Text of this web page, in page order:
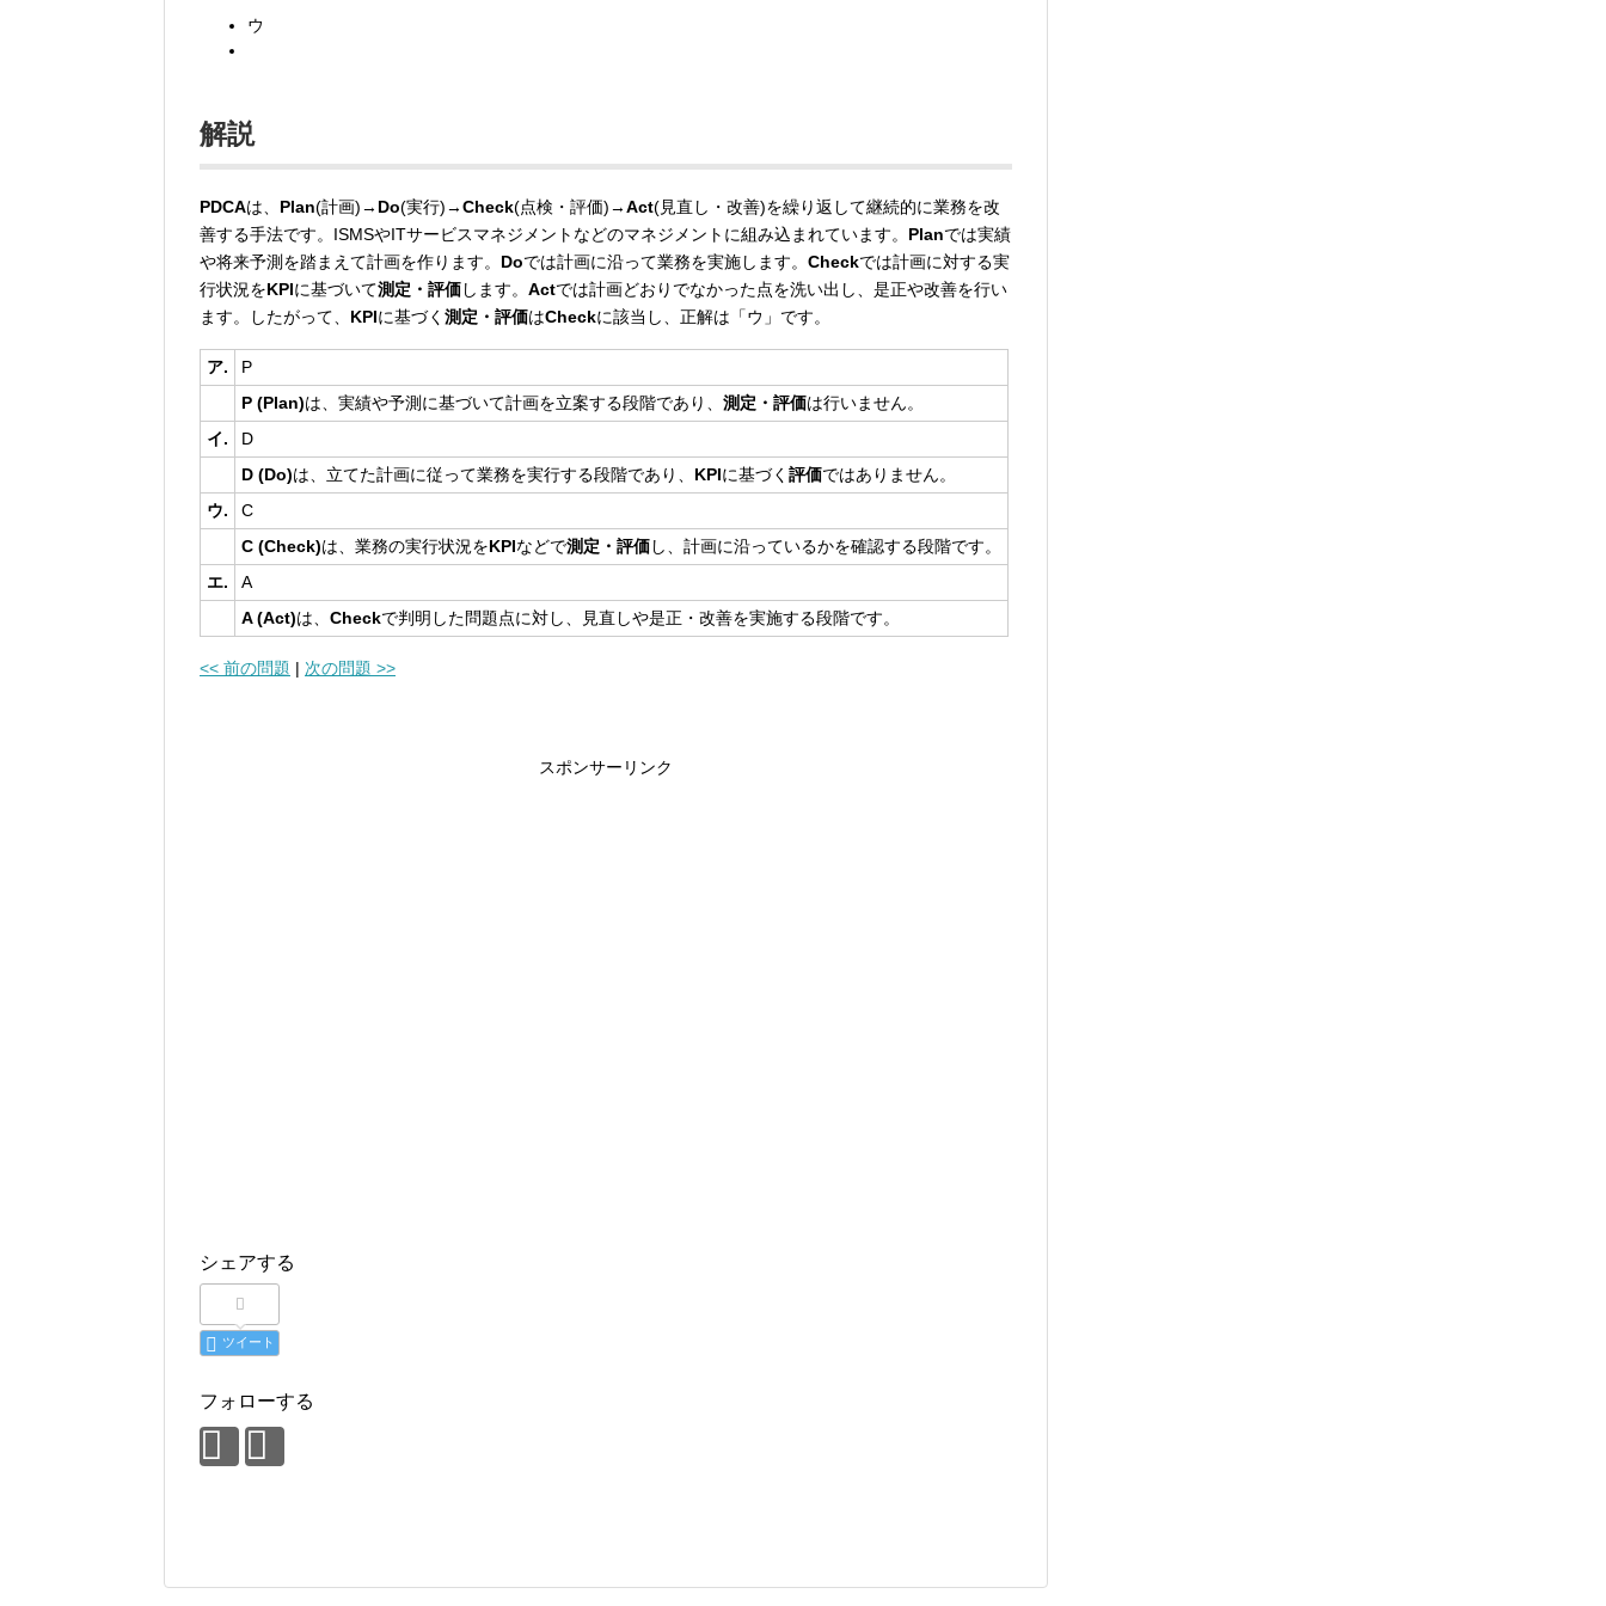
ウ
解説
PDCAは、 Plan(計画)→ Do(実行)→Check(点検・評価)→Act(見直し・改善)を繰り返して継続的に業務を改
善する手法です。ISMSやITサービスマネジメントなどのマネジメントに組み込まれています。 Planでは実績
や将来予測を踏まえて計画を作ります。 Doでは計画に沿って業務を実施します。 Checkでは計画に対する実
行状況をKPIに基づいて測定・評価します。 Actでは計画どおりでなかった点を洗い出し、是正や改善を行い
ます。したがって、 KPIに基づく 測定・評価はCheckに該当し、正解は「ウ」です。
ア.
P
P (Plan)は、実績や予測に基づいて計画を立案する段階であり、 測定・評価は行いません。
イ.
D
D (Do)は、立てた計画に従って業務を実行する段階であり、 KPIに基づく 評価ではありません。
ウ.
C
C (Check)は、業務の実行状況をKPIなどで測定・評価し、計画に沿っているかを確認する段階です。
エ.
A
A (Act)は、 Checkで判明した問題点に対し、見直しや是正・改善を実施する段階です。
<< 前の問題 | 次の問題 >>
スポンサーリンク
シェアする
ツイート
フォローする